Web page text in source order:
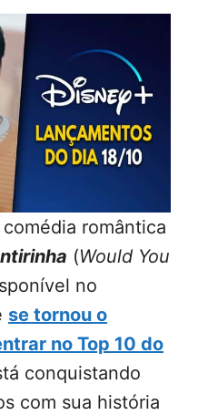
romântica
(Would You
no
se tornou o
no Top 10 do
conquistando
com sua história